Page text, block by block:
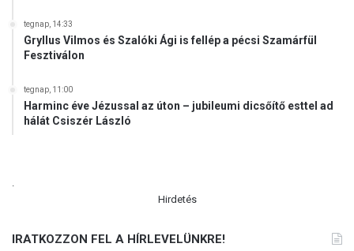
tegnap, 14:33
Gryllus Vilmos és Szalóki Ági is fellép a pécsi Szamárfül
Fesztiválon
tegnap, 11:00
Harminc éve Jézussal az úton – jubileumi dicsőítő esttel ad
hálát Csiszér László
.
Hirdetés
IRATKOZZON FEL A HÍRLEVELÜNKRE!